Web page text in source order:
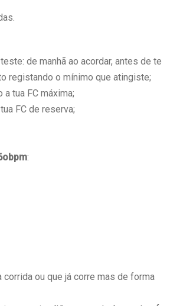
de manhã ao acordar, antes de te
registando o mínimo que atingiste;
tua FC máxima;
FC de reserva;
:
ou que já corre mas de forma